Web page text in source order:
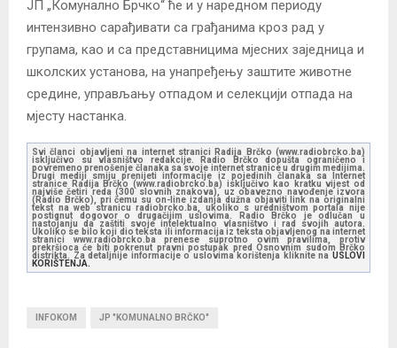
ЈП „Комунално Брчко“ ће и у наредном периоду
интензивно сарађивати са грађанима кроз рад у
групама, као и са представницима мјесних заједница и
школских установа, на унапређењу заштите животне
средине, управљању отпадом и селекцији отпада на
мјесту настанка.
Svi članci objavljeni na internet stranici Radija Brčko (www.radiobrcko.ba)
isključivo su vlasništvo redakcije. Radio Brčko dopušta ograničeno i
povremeno prenošenje članaka sa svoje internet stranice u drugim medijima.
Drugi mediji smiju prenijeti informacije iz pojedinih članaka sa Internet
stranice Radija Brčko (www.radiobrcko.ba) isključivo kao kratku vijest od
najviše četiri reda (300 slovnih znakova), uz obavezno navođenje izvora
(Radio Brčko), pri čemu su on-line izdanja dužna objaviti link na originalni
tekst na web stranicu radiobrcko.ba, ukoliko s uredništvom portala nije
postignut dogovor o drugačijim uslovima. Radio Brčko je odlučan u
nastojanju da zaštiti svoje intelektualno vlasništvo i rad svojih autora.
Ukoliko se bilo koji dio teksta ili informacija iz teksta objavljenog na internet
stranici www.radiobrcko.ba prenese suprotno ovim pravilima, protiv
prekršioca će biti pokrenut pravni postupak pred Osnovnim sudom Brčko
distrikta. Za detaljnije informacije o uslovima korištenja kliknite na USLOVI
KORIŠTENJA.
INFOKOM JP "KOMUNALNO BRČKO"